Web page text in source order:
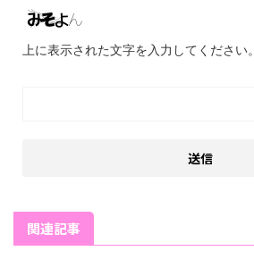
上に表示された文字を入力してください。
関連記事